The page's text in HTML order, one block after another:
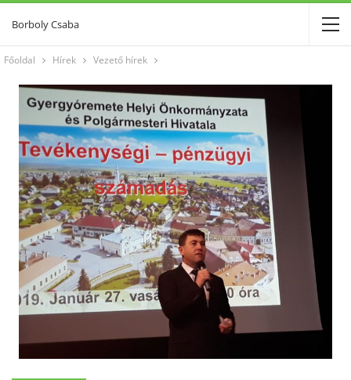
Borboly Csaba
Főoldal Hírek Vezető hírek